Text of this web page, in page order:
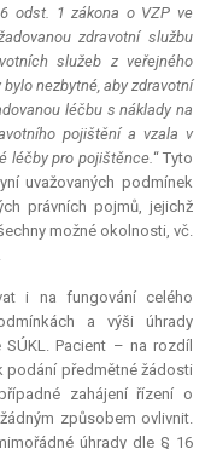
odst. 1 zákona o VZP ve
zdravotní službu
služeb z veřejného
nezbytné, aby zdravotní
léčbu s náklady na
pojištění a vzala v
léčby pro pojištěnce.“ Tyto
uvažovaných podmínek
právních pojmů, jejichž
možné okolnosti, vč.
i na fungování celého
a výši úhrady
Pacient – na rozdíl
předmětné žádosti
zahájení řízení o
způsobem ovlivnit.
úhrady dle § 16